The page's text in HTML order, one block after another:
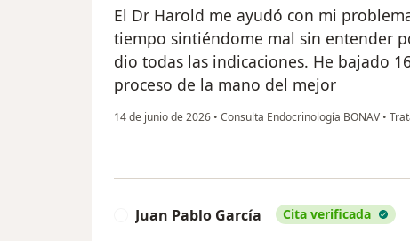
El Dr Harold me ayudó con mi
tiempo sintiéndome mal sin entender
dio todas las indicaciones. He bajado
proceso de la mano del mejor
14 de junio de 2026 • Consulta Endocrinología BONAV •
Juan Pablo García Cita verificada